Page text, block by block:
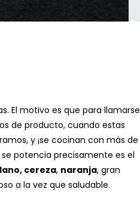
El motivo es que para llamarse
de producto, cuando estas
y ¡se cocinan con más de
potencia precisamente es el
cereza, naranja, gran
a la vez que saludable.